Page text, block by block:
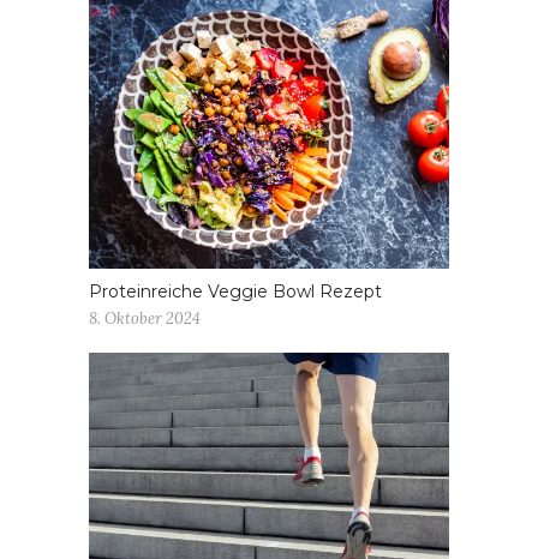
Proteinreiche Veggie Bowl Rezept
8. Oktober 2024